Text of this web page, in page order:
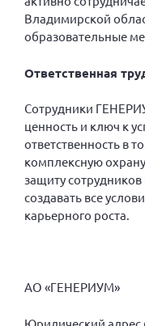
Владимирская
Волгоградская
Ивановская
Калининградская
Кемеровская
Кировская
Краснодарский
Красноярский край
г. Москва
Московская
Владимирской
образовательные
Ответственная
Сотрудники
ценность и ключ к
ответственность в
комплексную
защиту
создавать все
карьерного роста.
АО «ГЕНЕРИУМ»